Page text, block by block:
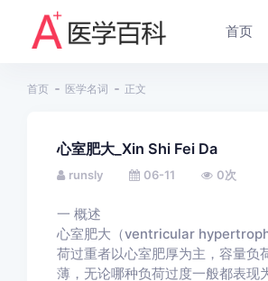
首页
首页 医学名词 正文
心室肥大_Xin Shi Fei Da
runsly 06-11 0次
一 概述
心室肥大（ventricular
荷过重者以心室肥厚为主，容量负
薄，无论哪种负荷过度一般都表现